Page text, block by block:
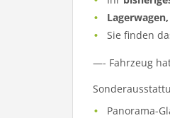
Sie finden
—- Fahrzeug
Panorama-